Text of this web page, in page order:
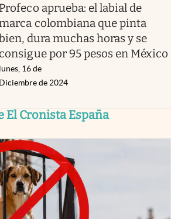
Profeco aprueba: el labial de
colombiana que pinta
dura muchas horas y se
consigue por 95 pesos en México
lunes, 16 de
Diciembre de 2024
El Cronista España